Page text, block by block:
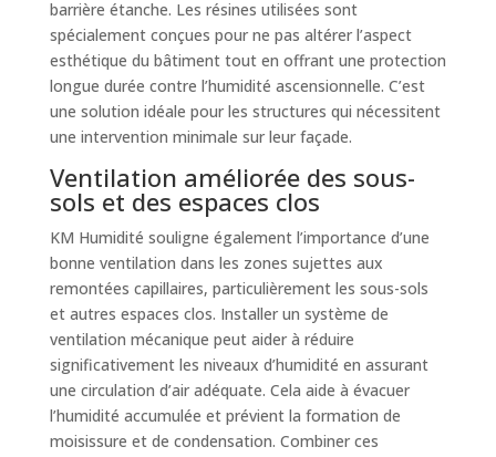
barrière étanche. Les résines utilisées sont
spécialement conçues pour ne pas altérer l’aspect
esthétique du bâtiment tout en offrant une protection
longue durée contre l’humidité ascensionnelle. C’est
une solution idéale pour les structures qui nécessitent
une intervention minimale sur leur façade.
Ventilation améliorée des sous-
sols et des espaces clos
KM Humidité souligne également l’importance d’une
bonne ventilation dans les zones sujettes aux
remontées capillaires, particulièrement les sous-sols
et autres espaces clos. Installer un système de
ventilation mécanique peut aider à réduire
significativement les niveaux d’humidité en assurant
une circulation d’air adéquate. Cela aide à évacuer
l’humidité accumulée et prévient la formation de
moisissure et de condensation. Combiner ces